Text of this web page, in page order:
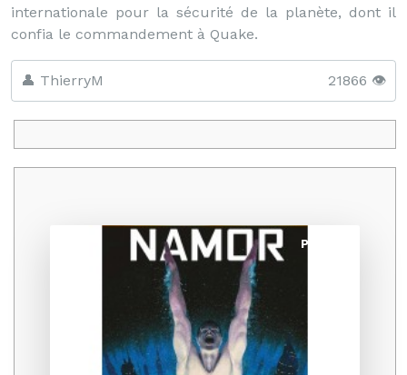
internationale pour la sécurité de la planète, dont il
confia le commandement à Quake.
👤 ThierryM 21866 👁️
Promo